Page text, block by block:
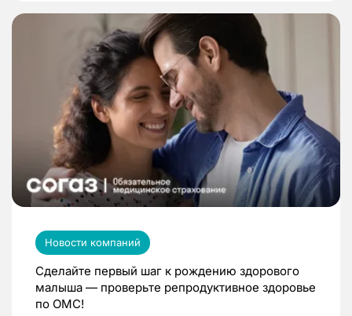
Новости компаний
Сделайте первый шаг к рождению здорового
малыша — проверьте репродуктивное здоровье
по ОМС!